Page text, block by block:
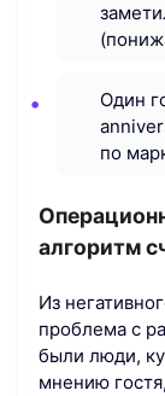
Один
по
алгоритм
Из
проблема с
были люди,
мнению